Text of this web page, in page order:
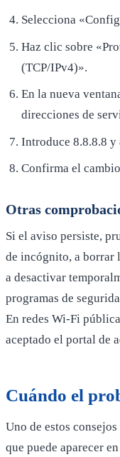
Selecciona
Haz clic sobre
(TCP/IPv4)».
En la nueva
direcciones de
Introduce 8.8.8.8 y
Confirma el
Otras
Si el aviso persiste,
de incógnito, a borrar
a desactivar
programas de
En redes Wi-Fi
aceptado el portal de
Cuándo el
Uno de estos
que puede aparecer